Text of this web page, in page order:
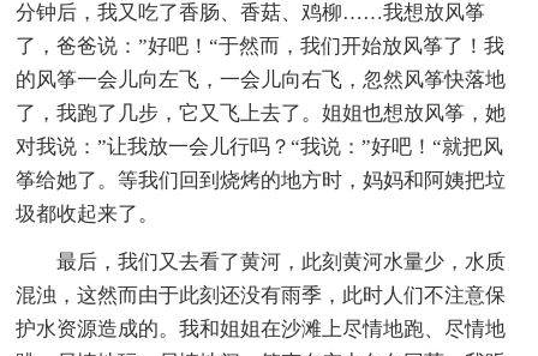
分钟后，我又吃了香肠、香菇、鸡柳……我想放风筝
了，爸爸说：”好吧！“于然而，我们开始放风筝了！我
的风筝一会儿向左飞，一会儿向右飞，忽然风筝快落地
了，我跑了几步，它又飞上去了。姐姐也想放风筝，她
对我说：”让我放一会儿行吗？“我说：”好吧！“就把风
筝给她了。等我们回到烧烤的地方时，妈妈和阿姨把垃
圾都收起来了。
最后，我们又去看了黄河，此刻黄河水量少，水质
混浊，这然而由于此刻还没有雨季，此时人们不注意保
护水资源造成的。我和姐姐在沙滩上尽情地跑、尽情地